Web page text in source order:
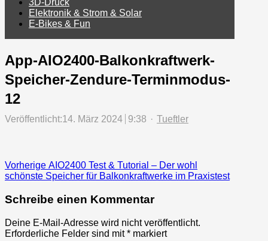
3D-Druck
Elektronik & Strom & Solar
E-Bikes & Fun
App-AIO2400-Balkonkraftwerk-
Speicher-Zendure-Terminmodus-
12
Veröffentlicht:14. März 2024 9:38 Author
Tueftler
Beitragsnavigation
Vorherige Previous
post:
AIO2400 Test & Tutorial – Der wohl
schönste Speicher für Balkonkraftwerke im Praxistest
Schreibe einen Kommentar
Deine E-Mail-Adresse wird nicht veröffentlicht.
Erforderliche Felder sind mit* markiert